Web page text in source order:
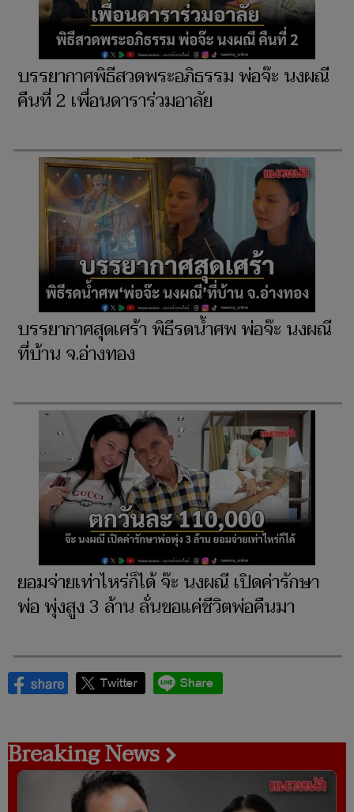
บรรยากาศพิธีสวดพระอภิธรรม พ่อจ๊ะ นงผณี
คืนที่ 2 เพื่อนดาราร่วมอาลัย
บรรยากาศสุดเศร้า พิธีรดน้ำศพ พ่อจ๊ะ นงผณี
ที่บ้าน จ.อ่างทอง
ยอมจ่ายเท่าไหร่ก็ได้ จ๊ะ นงผณี เปิดค่ารักษา
พ่อ พุ่งสูง 3 ล้าน ลั่นขอแค่ชีวิตพ่อคืนมา
Breaking News